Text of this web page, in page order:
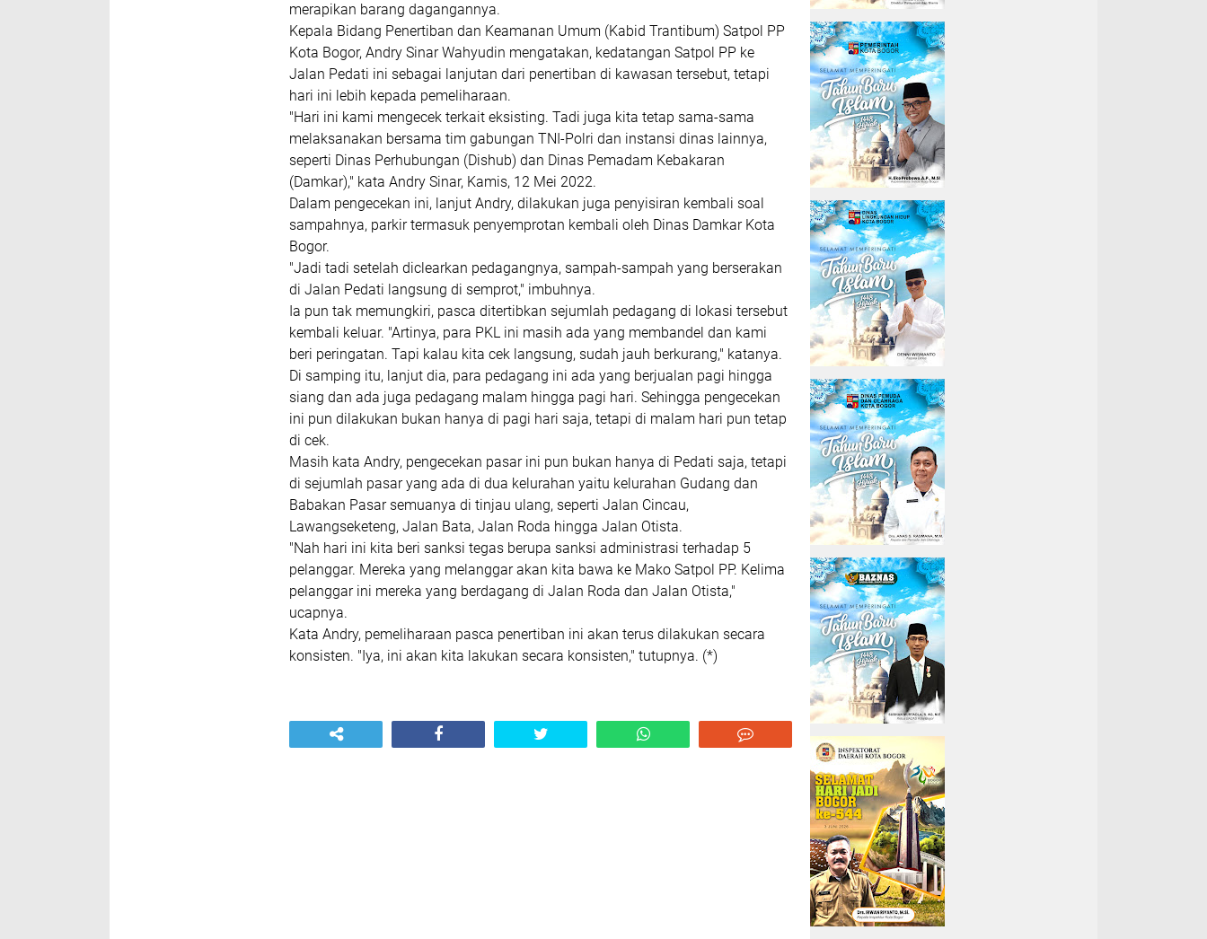
merapikan barang dagangannya.
Kepala Bidang Penertiban dan Keamanan Umum (Kabid Trantibum) Satpol PP
Kota Bogor, Andry Sinar Wahyudin mengatakan, kedatangan Satpol PP ke
Jalan Pedati ini sebagai lanjutan dari penertiban di kawasan tersebut, tetapi
hari ini lebih kepada pemeliharaan.
"Hari ini kami mengecek terkait eksisting. Tadi juga kita tetap sama-sama
melaksanakan bersama tim gabungan TNI-Polri dan instansi dinas lainnya,
seperti Dinas Perhubungan (Dishub) dan Dinas Pemadam Kebakaran
(Damkar)," kata Andry Sinar, Kamis, 12 Mei 2022.
Dalam pengecekan ini, lanjut Andry, dilakukan juga penyisiran kembali soal
sampahnya, parkir termasuk penyemprotan kembali oleh Dinas Damkar Kota
Bogor.
"Jadi tadi setelah diclearkan pedagangnya, sampah-sampah yang berserakan
di Jalan Pedati langsung di semprot," imbuhnya.
Ia pun tak memungkiri, pasca ditertibkan sejumlah pedagang di lokasi tersebut
kembali keluar. "Artinya, para PKL ini masih ada yang membandel dan kami
beri peringatan. Tapi kalau kita cek langsung, sudah jauh berkurang," katanya.
Di samping itu, lanjut dia, para pedagang ini ada yang berjualan pagi hingga
siang dan ada juga pedagang malam hingga pagi hari. Sehingga pengecekan
ini pun dilakukan bukan hanya di pagi hari saja, tetapi di malam hari pun tetap
di cek.
Masih kata Andry, pengecekan pasar ini pun bukan hanya di Pedati saja, tetapi
di sejumlah pasar yang ada di dua kelurahan yaitu kelurahan Gudang dan
Babakan Pasar semuanya di tinjau ulang, seperti Jalan Cincau,
Lawangseketeng, Jalan Bata, Jalan Roda hingga Jalan Otista.
"Nah hari ini kita beri sanksi tegas berupa sanksi administrasi terhadap 5
pelanggar. Mereka yang melanggar akan kita bawa ke Mako Satpol PP. Kelima
pelanggar ini mereka yang berdagang di Jalan Roda dan Jalan Otista,"
ucapnya.
Kata Andry, pemeliharaan pasca penertiban ini akan terus dilakukan secara
konsisten. "Iya, ini akan kita lakukan secara konsisten," tutupnya. (*)